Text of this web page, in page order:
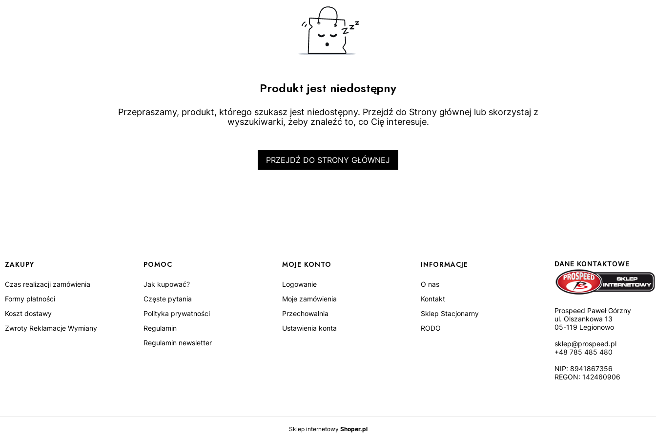
Produkt jest niedostępny
Przepraszamy, produkt, którego szukasz jest niedostępny. Przejdź do Strony głównej lub skorzystaj z
wyszukiwarki, żeby znaleźć to, co Cię interesuje.
PRZEJDŹ DO STRONY GŁÓWNEJ
Linki w stopce
ZAKUPY
Czas realizacji zamówienia
Formy płatności
Koszt dostawy
Zwroty Reklamacje Wymiany
POMOC
Jak kupować?
Częste pytania
Polityka prywatności
Regulamin
Regulamin newsletter
MOJE KONTO
Logowanie
Moje zamówienia
Przechowalnia
Ustawienia konta
INFORMACJE
O nas
Kontakt
Sklep Stacjonarny
RODO
DANE KONTAKTOWE
Prospeed Paweł Górzny
ul. Olszankowa 13
05-119 Legionowo
sklep@prospeed.pl
+48 785 485 480
NIP: 8941867356
REGON: 142460906
Sklep internetowy Shoper.pl